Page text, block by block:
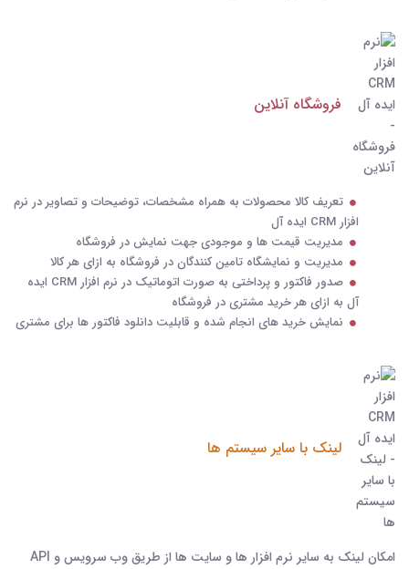
فروشگاه آنلاین
تعریف کالا محصولات به همراه مشخصات، توضیحات و تصاویر در نرم
افزار CRM ایده آل
مدیریت قیمت ها و موجودی جهت نمایش در فروشگاه
مدیریت و نمایشگاه تامین کنندگان در فروشگاه به ازای هر کالا
صدور فاکتور و پرداختی به صورت اتوماتیک در نرم افزار CRM ایده
آل به ازای هر خرید مشتری در فروشگاه
نمایش خرید های انجام شده و قابلیت دانلود فاکتور ها برای مشتری
لینک با سایر سیستم ها
امکان لینک به سایر نرم افزار ها و سایت ها از طریق وب سرویس و API